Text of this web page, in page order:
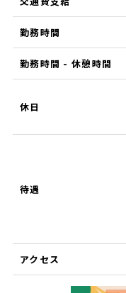
勤務時間
勤務時間 - 休憩時間
休日
待遇
アクセス